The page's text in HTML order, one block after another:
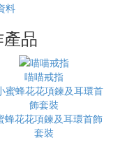
品
喵喵戒指
蜂花花項鍊及耳環首飾
套裝